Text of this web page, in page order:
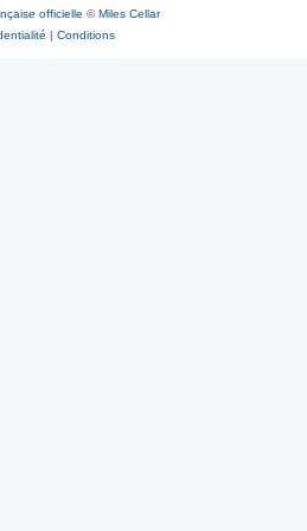
officielle ©Miles Cellar
| Conditions